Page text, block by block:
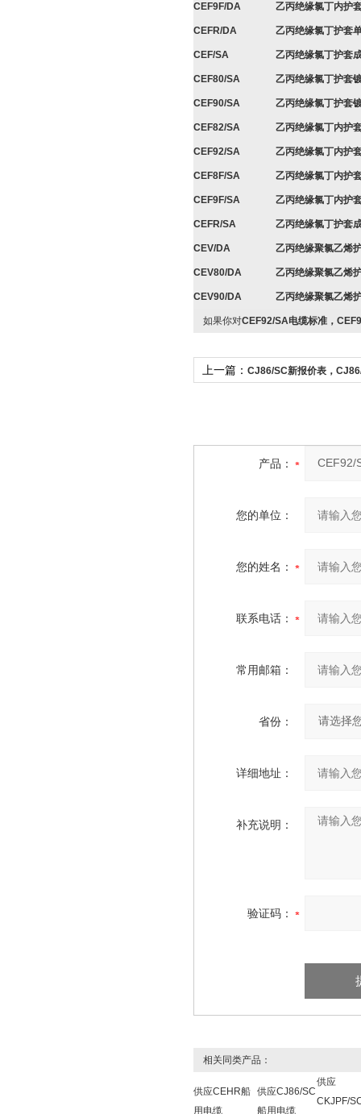
CEF9F/DA 乙丙绝缘氯丁内护
CEFR/DA 乙丙绝缘氯丁护套
CEF/SA 乙丙绝缘氯丁护套
CEF80/SA 乙丙绝缘氯丁护套
CEF90/SA 乙丙绝缘氯丁护套
CEF82/SA 乙丙绝缘氯丁内护
CEF92/SA 乙丙绝缘氯丁内护
CEF8F/SA 乙丙绝缘氯丁内护
CEF9F/SA 乙丙绝缘氯丁内护
CEFR/SA 乙丙绝缘氯丁护套
CEV/DA 乙丙绝缘聚氯乙烯
CEV80/DA 乙丙绝缘聚氯乙烯
CEV90/DA 乙丙绝缘聚氯乙烯
如果你对CEF92/SA电缆标准，
上一篇： CJ86/SC新报价表，
产品：
您的单位：
您的姓名：
联系电话：
常用邮箱：
省份：
详细地址：
补充说明：
验证码：
相关同类产品：
供应CEHR船
用电缆
供应CJ86/SC
船用电缆
供应
CKJPF/